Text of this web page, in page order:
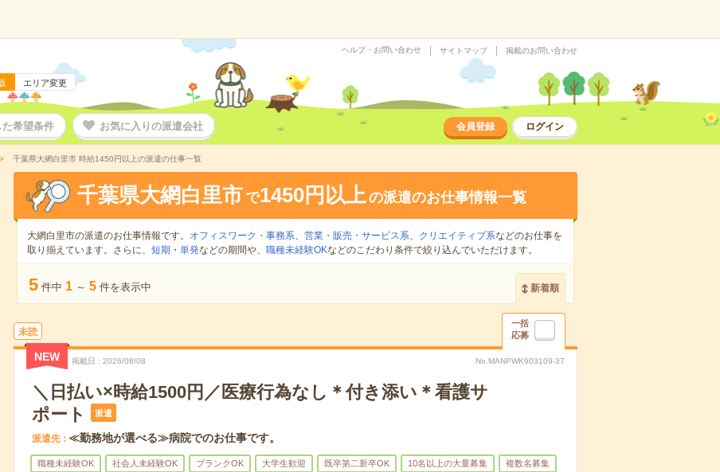
エリア変更
ヘルプ・お問い合わせ サイトマップ 掲載のお問い合わせ
希望条件 お気に入りの派遣会社 会員登録 ログイン
千葉県大網白里市 時給1450円以上の派遣の仕事一覧
千葉県大網白里市 で1450円以上の派遣のお仕事情報一覧
大網白里市の派遣のお仕事情報です。 オフィスワーク・事務系、 営業・販売・サービス系、 クリエイティブ系などのお仕事を
取り揃えています。さらに、 短期 ・ 単発などの期間や、 職種未経験OKなどのこだわり条件で絞り込んでいただけます。
5 件中 1 ～ 5 件を表示中 新着順
未読
一括
応募
NEW 掲載日 2026/08/08 No.MANPWK903109-37
＼日払い×時給1500円／医療行為なし＊付き添い＊看護サ
ポート
派遣
派遣先 ≪勤務地が選べる≫病院でのお仕事です。
職種未経験OK 社会人未経験OK ブランクOK 大学生歓迎 既卒第二新卒OK 10名以上の大量募集 複数名募集